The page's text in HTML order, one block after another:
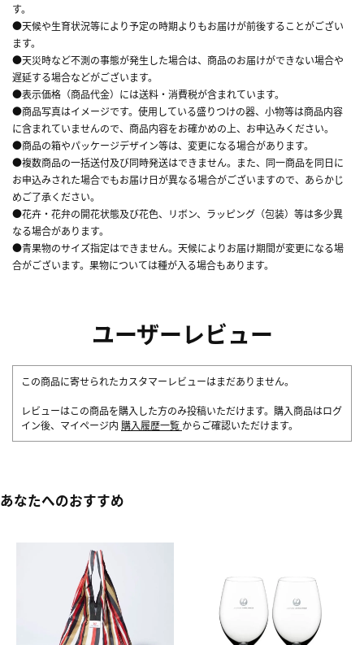
す。
●天候や生育状況等により予定の時期よりもお届けが前後することがござい
ます。
●天災時など不測の事態が発生した場合は、商品のお届けができない場合や
遅延する場合などがございます。
●表示価格（商品代金）には送料・消費税が含まれています。
●商品写真はイメージです。使用している盛りつけの器、小物等は商品内容
に含まれていませんので、商品内容をお確かめの上、お申込みください。
●商品の箱やパッケージデザイン等は、変更になる場合があります。
●複数商品の一括送付及び同時発送はできません。また、同一商品を同日に
お申込みされた場合でもお届け日が異なる場合がございますので、あらかじ
めご了承ください。
●花卉・花弁の開花状態及び花色、リボン、ラッピング（包装）等は多少異
なる場合があります。
●青果物のサイズ指定はできません。天候によりお届け期間が変更になる場
合がございます。果物については種が入る場合もあります。
ユーザーレビュー
この商品に寄せられたカスタマーレビューはまだありません。
レビューはこの商品を購入した方のみ投稿いただけます。購入商品はログ
イン後、マイページ内 購入履歴一覧 からご確認いただけます。
あなたへのおすすめ